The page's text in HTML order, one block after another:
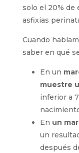
solo el 20% de
asfixias
Cuando
saber en qué
En un
muestre
inferior a
En un
un
después